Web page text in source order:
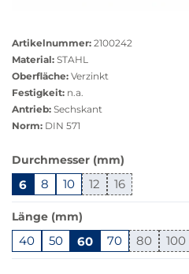
anzeigen
Artikelnummer: 2100242
Material: STAHL
Oberfläche: Verzinkt
Festigkeit: n.a.
Antrieb: Sechskant
Norm: DIN 571
Das
ist
in
dieser
Variante
nicht
Durchmesser (mm)
6 8 10 12 16
Länge (mm)
40 50 60 70 80 100